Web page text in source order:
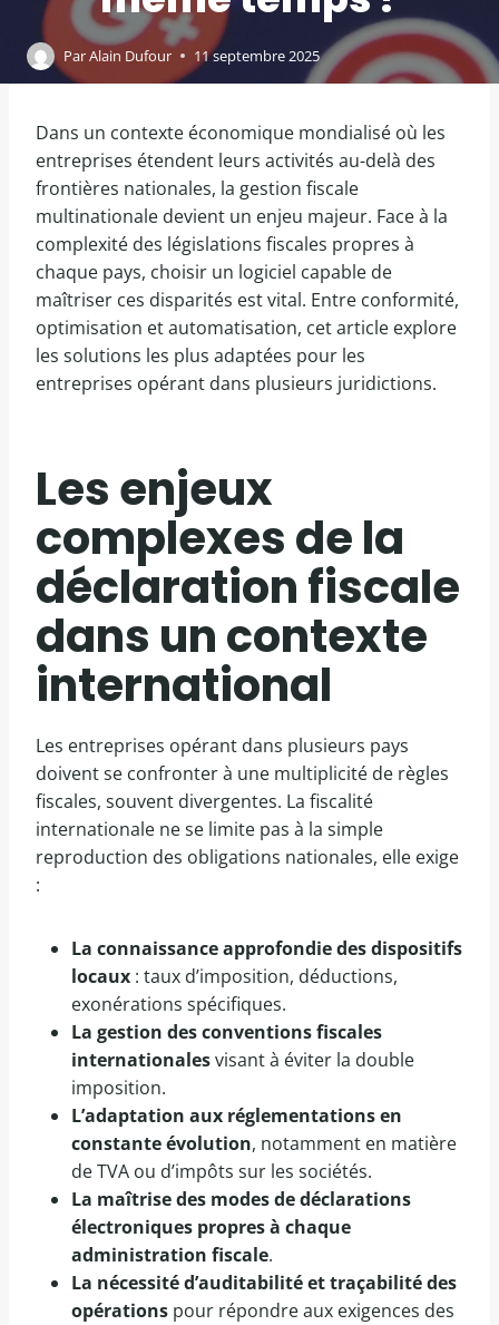
ParAlain Dufour 11 septembre 2025
Dans un contexte économique mondialisé où les
entreprises étendent leurs activités au-delà des
frontières nationales, la gestion fiscale
multinationale devient un enjeu majeur. Face à la
complexité des législations fiscales propres à
chaque pays, choisir un logiciel capable de
maîtriser ces disparités est vital. Entre conformité,
optimisation et automatisation, cet article explore
les solutions les plus adaptées pour les
entreprises opérant dans plusieurs juridictions.
Les enjeux
complexes de la
déclaration fiscale
dans un contexte
international
Les entreprises opérant dans plusieurs pays
doivent se confronter à une multiplicité de règles
fiscales, souvent divergentes. La fiscalité
internationale ne se limite pas à la simple
reproduction des obligations nationales, elle exige
:
La connaissance approfondie des dispositifs
locaux : taux d’imposition, déductions,
exonérations spécifiques.
La gestion des conventions fiscales
internationalesvisant à éviter la double
imposition.
L’adaptation aux réglementations en
constante évolution, notamment en matière
de TVA ou d’impôts sur les sociétés.
La maîtrise des modes de déclarations
électroniques propres à chaque
administration fiscale.
La nécessité d’auditabilité et traçabilité des
opérations pour répondre aux exigences des